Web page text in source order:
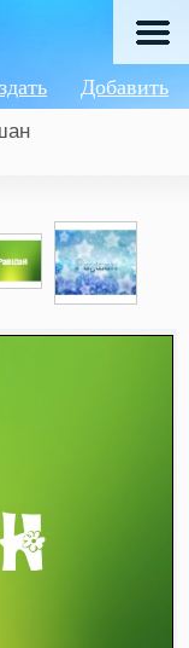
Добавить